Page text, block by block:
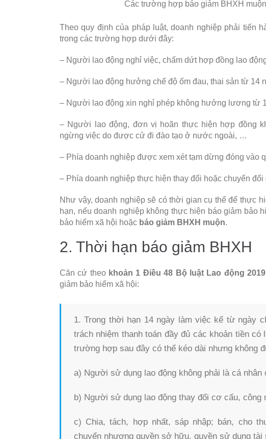
Các trường hợp báo giảm BHXH
Theo quy định của pháp luật, doanh nghiệp phải tiến
trong các trường hợp dưới đây:
– Người lao động nghỉ việc, chấm dứt hợp đồng lao
– Người lao động hưởng chế độ ốm đau, thai sản từ 14
– Người lao động xin nghỉ phép không hưởng lương từ
– Người lao động, đơn vị hoãn thực hiện hợp đồng
ngừng việc do được cử đi đào tạo ở nước ngoài, …
– Phía doanh nghiệp được xem xét tạm dừng đóng vào
– Phía doanh nghiệp thực hiện thay đổi hoặc chuyển
Như vậy, doanh nghiệp sẽ có thời gian cụ thể để thực
hạn, nếu doanh nghiệp không thực hiện báo giảm bảo
bảo hiểm xã hội hoặc báo giảm BHXH muộn.
2. Thời hạn báo giảm BHXH
Căn cứ theo khoản 1 Điều 48 Bộ luật Lao động 2019
giảm bảo hiểm xã hội:
1. Trong thời hạn 14 ngày làm việc kể từ ngày
trách nhiệm thanh toán đầy đủ các khoản tiền
trường hợp sau đây có thể kéo dài nhưng không
a) Người sử dụng lao động không phải là cá nhân
b) Người sử dụng lao động thay đổi cơ cấu, công
c) Chia, tách, hợp nhất, sáp nhập; bán, cho
chuyển nhượng quyền sở hữu, quyền sử dụng tài